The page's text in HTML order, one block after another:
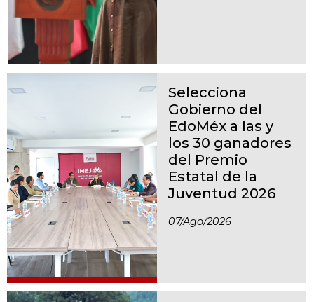
Selecciona
Gobierno del
EdoMéx a las y
los 30 ganadores
del Premio
Estatal de la
Juventud 2026
07/ago/2026